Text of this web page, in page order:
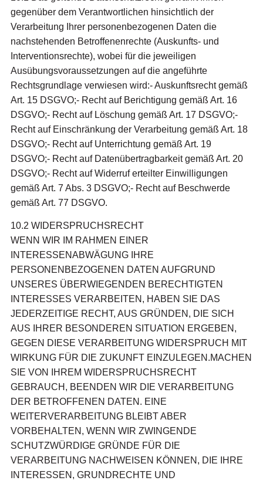
gegenüber dem Verantwortlichen hinsichtlich der
Verarbeitung Ihrer personenbezogenen Daten die
nachstehenden Betroffenenrechte (Auskunfts- und
Interventionsrechte), wobei für die jeweiligen
Ausübungsvoraussetzungen auf die angeführte
Rechtsgrundlage verwiesen wird:- Auskunftsrecht gemäß
Art. 15 DSGVO;- Recht auf Berichtigung gemäß Art. 16
DSGVO;- Recht auf Löschung gemäß Art. 17 DSGVO;-
Recht auf Einschränkung der Verarbeitung gemäß Art. 18
DSGVO;- Recht auf Unterrichtung gemäß Art. 19
DSGVO;- Recht auf Datenübertragbarkeit gemäß Art. 20
DSGVO;- Recht auf Widerruf erteilter Einwilligungen
gemäß Art. 7 Abs. 3 DSGVO;- Recht auf Beschwerde
gemäß Art. 77 DSGVO.
10.2 WIDERSPRUCHSRECHT
WENN WIR IM RAHMEN EINER
INTERESSENABWÄGUNG IHRE
PERSONENBEZOGENEN DATEN AUFGRUND
UNSERES ÜBERWIEGENDEN BERECHTIGTEN
INTERESSES VERARBEITEN, HABEN SIE DAS
JEDERZEITIGE RECHT, AUS GRÜNDEN, DIE SICH
AUS IHRER BESONDEREN SITUATION ERGEBEN,
GEGEN DIESE VERARBEITUNG WIDERSPRUCH MIT
WIRKUNG FÜR DIE ZUKUNFT EINZULEGEN.MACHEN
SIE VON IHREM WIDERSPRUCHSRECHT
GEBRAUCH, BEENDEN WIR DIE VERARBEITUNG
DER BETROFFENEN DATEN. EINE
WEITERVERARBEITUNG BLEIBT ABER
VORBEHALTEN, WENN WIR ZWINGENDE
SCHUTZWÜRDIGE GRÜNDE FÜR DIE
VERARBEITUNG NACHWEISEN KÖNNEN, DIE IHRE
INTERESSEN, GRUNDRECHTE UND